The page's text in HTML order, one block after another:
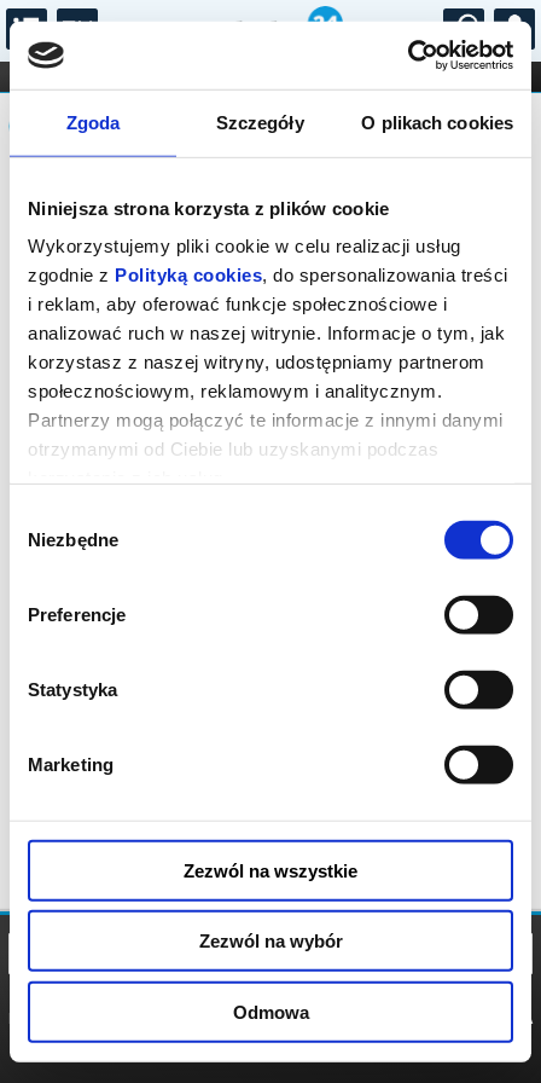
Zgoda Szczegóły O plikach cookies
Niniejsza strona korzysta z plików cookie
Wykorzystujemy pliki cookie w celu realizacji usług
zgodnie z Polityką cookies, do spersonalizowania treści
i reklam, aby oferować funkcje społecznościowe i
analizować ruch w naszej witrynie. Informacje o tym, jak
korzystasz z naszej witryny, udostępniamy partnerom
społecznościowym, reklamowym i analitycznym.
Partnerzy mogą połączyć te informacje z innymi danymi
otrzymanymi od Ciebie lub uzyskanymi podczas
zgody
Niezbędne
Preferencje
Statystyka
Marketing
Zezwól na wszystkie
Zezwól na wybór
Odmowa
...
FILHARMONIA OPERA I BALET
STAND-UP
DLA DZIECI
Komunikat
Sprzedaż biletów on-line na wydarzenie
została zakończona.
POLITYKA
POLITYKA